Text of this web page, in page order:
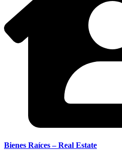
Bienes Raíces – Real Estate